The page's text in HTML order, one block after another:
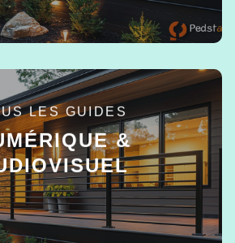
LES GUIDES
&
EN SAVOIR +